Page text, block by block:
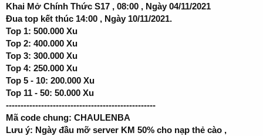
Khai Mở Chính Thức S17 , 08:00 , Ngày 04/11/2021
Đua top kết thúc 14:00 , Ngày 10/11/2021.
Top 1: 500.000 Xu
Top 2: 400.000 Xu
Top 3: 300.000 Xu
Top 4: 250.000 Xu
Top 5 - 10: 200.000 Xu
Top 11 - 50: 50.000 Xu
---------------------------------------------------
Mã code chung: CHAULENBA
Lưu ý: Ngày đầu mỡ server KM 50% cho nạp thẻ cào ,